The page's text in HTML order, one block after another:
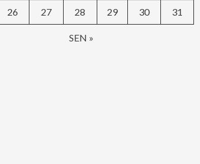
SEN »
26 27 28 29 30 31